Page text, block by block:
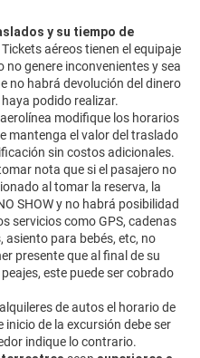
y su tiempo de
aéreos tienen el equipaje
no genere inconvenientes y sea
no habrá devolución del dinero
podido realizar.
modifique los horarios
mantenga el valor del traslado
sin costos adicionales.
nota que si el pasajero no
al tomar la reserva, la
SHOW y no habrá posibilidad
servicios como GPS, cadenas
asiento para bebés, etc, no
presente que al final de su
este puede ser cobrado
de autos el horario de
de la excursión debe ser
indique lo contrario.